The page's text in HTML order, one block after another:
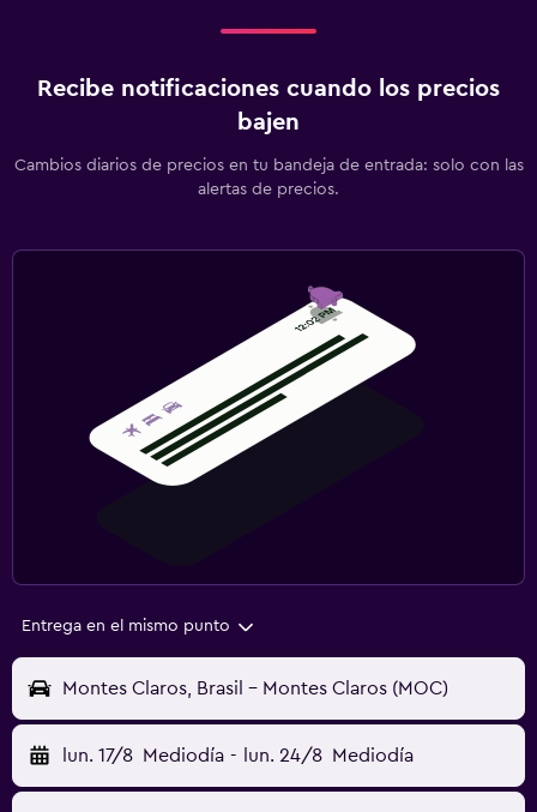
Recibe notificaciones cuando los precios
bajen
Cambios diarios de precios en tu bandeja de entrada: solo con las
alertas de precios.
Entrega en el mismo punto
Montes Claros, Brasil - Montes Claros (MOC)
lun. 17/8 Mediodía - lun. 24/8 Mediodía